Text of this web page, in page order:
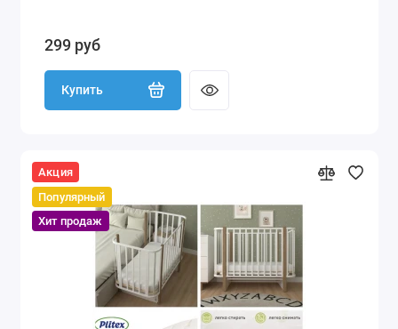
299 руб
Купить
Акция
Популярный
Хит продаж